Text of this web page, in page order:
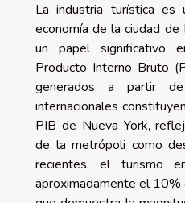
La industria turística es
economía de la ciudad de
un papel significativo
Producto Interno Bruto
generados a partir
internacionales
PIB de Nueva York,
de la metrópoli como
recientes, el turismo
aproximadamente el